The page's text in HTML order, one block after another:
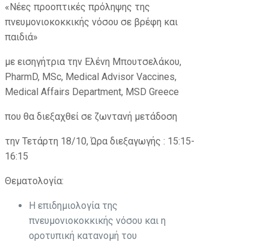
«Nέες προοπτικές πρόληψης της
πνευμονιοκοκκικής νόσου σε βρέφη και
παιδιά»
με εισηγήτρια την Ελένη Μπουτσελάκου,
PharmD, MSc, Medical Advisor Vaccines,
Medical Affairs Department, MSD Greece
που θα διεξαχθεί σε ζωντανή μετάδοση
την Τετάρτη 18/10, Ώρα διεξαγωγής : 15:15-
16:15
Θεματολογία:
H επιδημιολογία της
πνευμονιοκοκκικής νόσου και η
οροτυπική κατανομή του